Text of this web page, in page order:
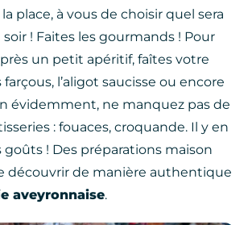
place, à vous de choisir quel sera
! Faites les gourmands ! Pour
un petit apéritif, faîtes votre
l’aligot saucisse ou encore
évidemment, ne manquez pas de
: fouaces, croquande. Il y en
goûts ! Des préparations maison
découvrir de manière authentique
aveyronnaise.